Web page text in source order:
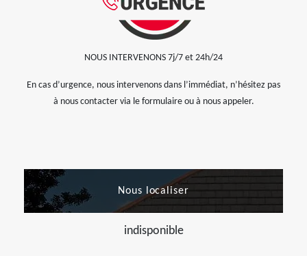
NOUS INTERVENONS 7j/7 et 24h/24
En cas d’urgence, nous intervenons dans l’immédiat, n’hésitez pas
à nous contacter via le formulaire ou à nous appeler.
Nous localiser
indisponible